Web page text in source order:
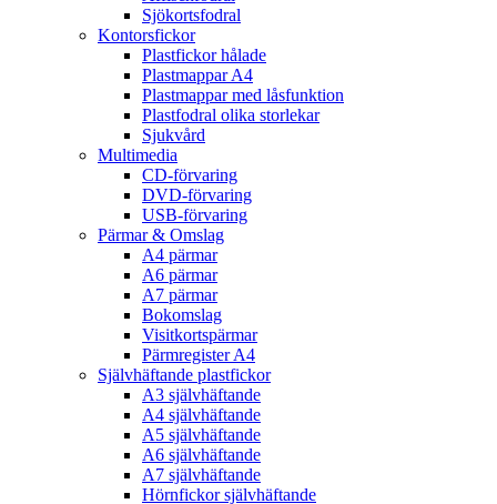
Sjökortsfodral
Kontorsfickor
Plastfickor hålade
Plastmappar A4
Plastmappar med låsfunktion
Plastfodral olika storlekar
Sjukvård
Multimedia
CD-förvaring
DVD-förvaring
USB-förvaring
Pärmar & Omslag
A4 pärmar
A6 pärmar
A7 pärmar
Bokomslag
Visitkortspärmar
Pärmregister A4
Självhäftande plastfickor
A3 självhäftande
A4 självhäftande
A5 självhäftande
A6 självhäftande
A7 självhäftande
Hörnfickor självhäftande